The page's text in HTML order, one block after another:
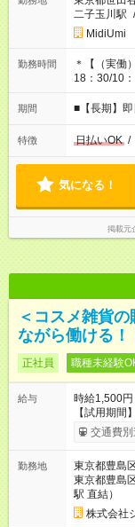
二子玉川駅
MidiUmi
勤務時間
＊【（実働
18：30/10
期間 ■【長期】即
特徴 日払いOK /
気になる！
掲載元
＜コスメ雑貨
ながら働ける！
正社員 職種未経験
給与
時給1,500円
【試用期間
交通費別
勤務地
東京都豊島
東京都豊島
駅 直結）
株式会社